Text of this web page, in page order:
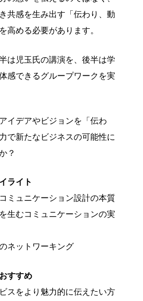
共感を生み出す「伝わり、動
高める必要があります。
は児玉氏の講演を、後半は学
感できるグループワークを実
イデアやビジョンを「伝わ
で新たなビジネスの可能性に
？
ライト
ミュニケーション設計の本質
生むコミュニケーションの実
ネットワーキング
すすめ
スをより魅力的に伝えたい方